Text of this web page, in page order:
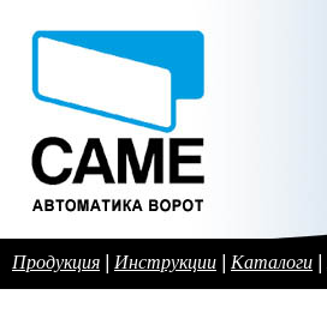
Продукция Инструкции Каталоги